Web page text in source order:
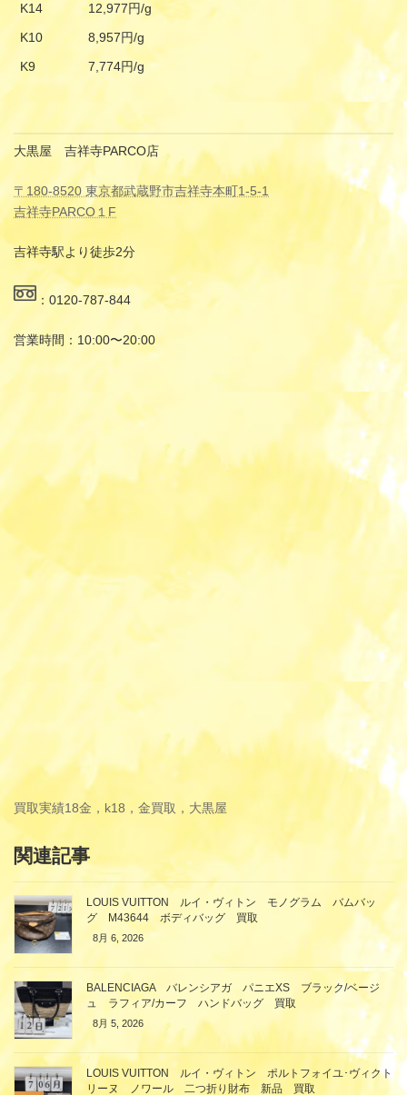
K14
12,977円/g
K10
8,957円/g
K9
7,774円/g
大黒屋 吉祥寺PARCO店
〒180-8520 東京都武蔵野市吉祥寺本町1-5-1
吉祥寺PARCO１F
吉祥寺駅より徒歩2分
：0120-787-844
営業時間：10:00〜20:00
買取実績18金，k18，金買取，大黒屋
関連記事
LOUIS VUITTON ルイ・ヴィトン モノグラム バムバッ
グ M43644 ボディバッグ 買取
8月 6, 2026
BALENCIAGA バレンシアガ パニエXS ブラック/ベージ
ュ ラフィア/カーフ ハンドバッグ 買取
8月 5, 2026
LOUIS VUITTON ルイ・ヴィトン ポルトフォイユ･ヴィクト
リーヌ ノワール 二つ折り財布 新品 買取